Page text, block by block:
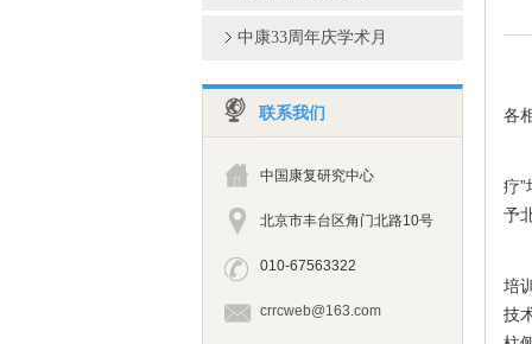
中康33周年庆学术月
联系我们
中国康复研究中心
北京市丰台区角门北路10号
010-67563322
crrcweb@163.com
各
疗
予
培
技